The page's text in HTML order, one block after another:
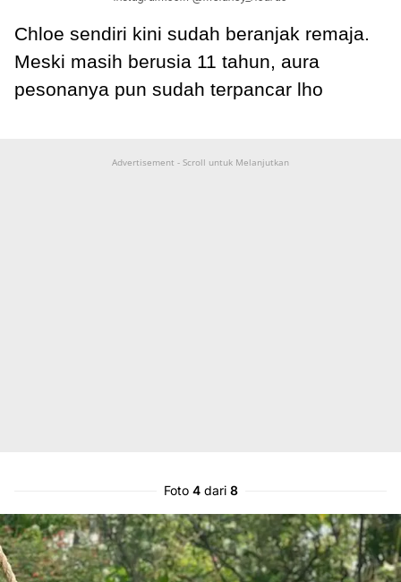
Chloe sendiri kini sudah beranjak remaja.
Meski masih berusia 11 tahun, aura
pesonanya pun sudah terpancar lho
Advertisement - Scroll untuk Melanjutkan
Foto 4dari 8